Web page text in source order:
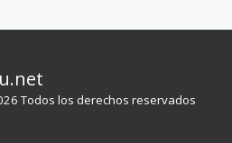
Todos los derechos reservados